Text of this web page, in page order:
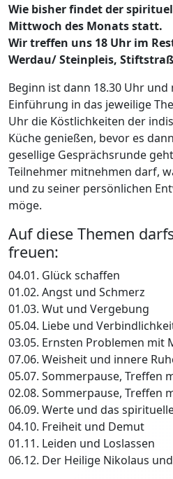
Wie bisher findet der
Mittwoch des Monats statt.
Wir treffen uns 18 Uhr im
Werdau/ Steinpleis,
Beginn ist dann 18.30 Uhr
Einführung in das jeweilige
Uhr die Köstlichkeiten der
Küche genießen, bevor es
gesellige Gesprächsrunde
Teilnehmer mitnehmen darf,
und zu seiner persönlichen
möge.
Auf diese Themen
freuen:
04.01. Glück schaffen
01.02. Angst und Schmerz
01.03. Wut und Vergebung
05.04. Liebe und
03.05. Ernsten Problemen mit
07.06. Weisheit und innere
05.07. Sommerpause, Treffen
02.08. Sommerpause, Treffen
06.09. Werte und das
04.10. Freiheit und Demut
01.11. Leiden und Loslassen
06.12. Der Heilige Nikolaus